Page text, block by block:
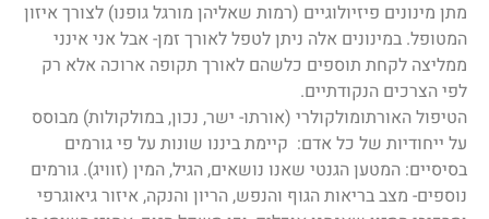
מתן מינונים פיזיולוגיים (רמות שאליהן מורגל גופנו) לצורך איזון
המטופל. במינונים אלה ניתן לטפל לאורך זמן- אבל אני אינני
ממליצה לקחת תוספים כלשהם לאורך תקופה ארוכה אלא רק
לפי הצרכים הנקודתיים.
הטיפול האורתומולקולרי (אורתו- ישר, נכון, במולקולות) מבוסס
על ייחודיות של כל אדם: קיימת ביננו שונות על פי גורמים
בסיסיים: המטען הגנטי שאנו נושאים, הגיל, המין (זוויג). גורמים
נוספים- מצב בריאות הגוף והנפש, הריון והנקה, איזור גיאוגרפי